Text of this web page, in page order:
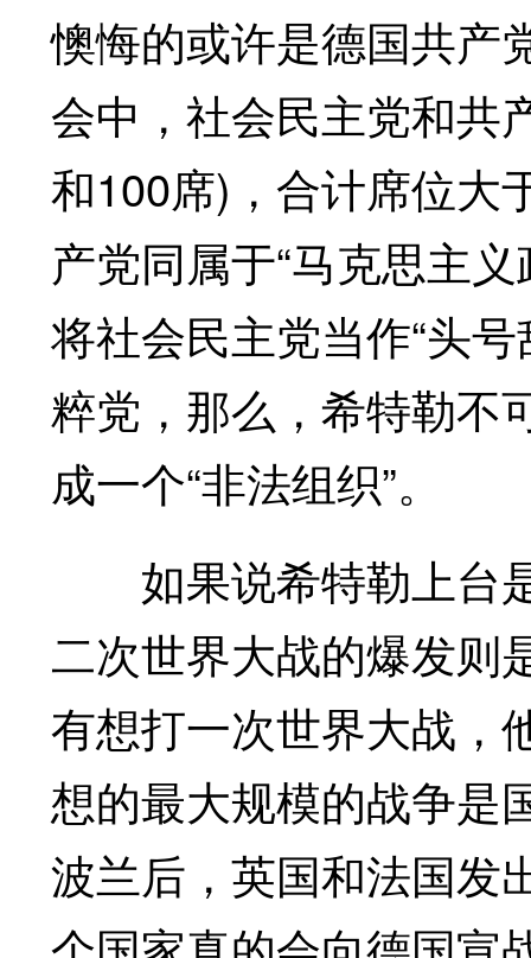
懊悔的或许是德国共产
会中，社会民主党和共
和100席)，合计席位大
产党同属于“马克思主
将社会民主党当作“头
粹党，那么，希特勒不
成一个“非法组织”。
如果说希特勒上台是
二次世界大战的爆发则
有想打一次世界大战，
想的最大规模的战争是
波兰后，英国和法国发